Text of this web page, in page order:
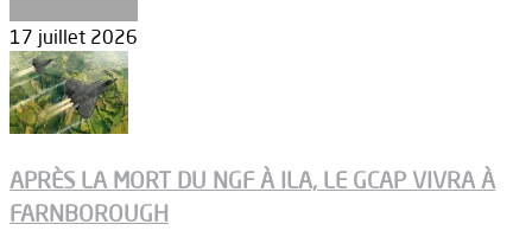
17 juillet 2026
APRÈS LA MORT DU NGF À ILA, LE GCAP VIVRA À
FARNBOROUGH